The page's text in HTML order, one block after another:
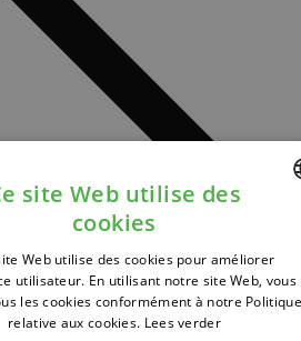
FRENCH
ENGLISH
site Web utilise des
cookies
Web utilise des cookies pour améliorer
utilisateur. En utilisant notre site Web, vous
les cookies conformément à notre Politique
relative aux cookies. Lees verder